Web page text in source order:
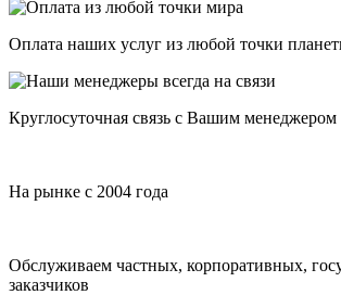
Оплата наших услуг из любой точки
Круглосуточная связь с Вашим менеджером
На рынке с 2004 года
Обслуживаем частных, корпоративных,
заказчиков